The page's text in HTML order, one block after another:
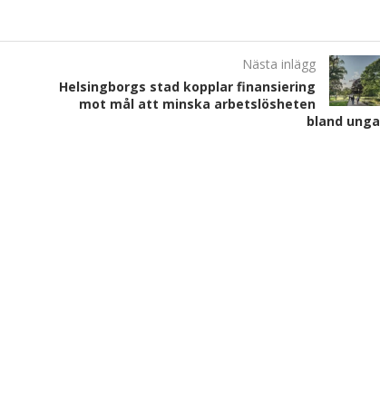
Nästa inlägg
Helsingborgs stad kopplar finansiering
mot mål att minska arbetslösheten
bland unga